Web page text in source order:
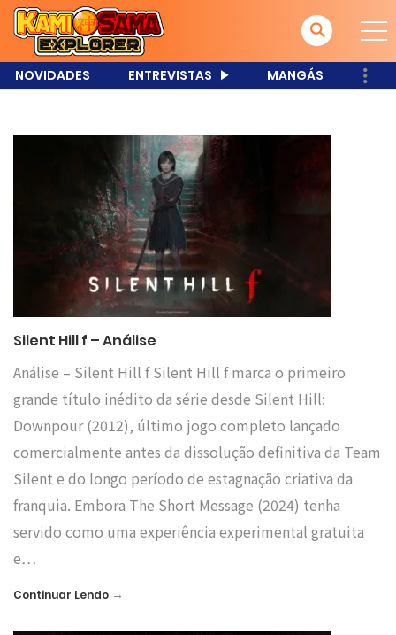
NOVIDADES ENTREVISTAS MANGÁS
Silent Hill f – Análise
Análise – Silent Hill f Silent Hill f marca o primeiro
grande título inédito da série desde Silent Hill:
Downpour (2012), último jogo completo lançado
comercialmente antes da dissolução definitiva da Team
Silent e do longo período de estagnação criativa da
franquia. Embora The Short Message (2024) tenha
servido como uma experiência experimental gratuita
e…
Continuar Lendo →